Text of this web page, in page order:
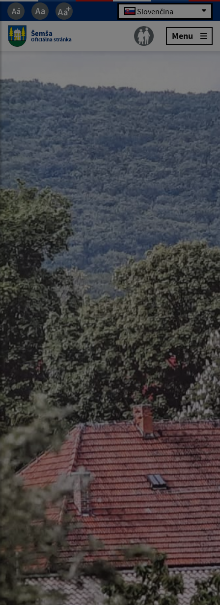
Slovenčina
Šemša
Oficiálna stránka Menu